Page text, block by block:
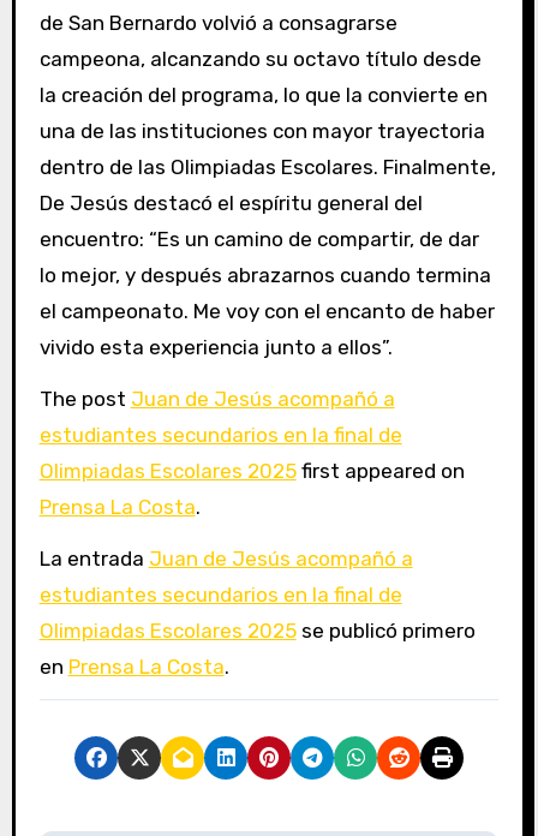
de San Bernardo volvió a consagrarse
campeona, alcanzando su octavo título desde
la creación del programa, lo que la convierte en
una de las instituciones con mayor trayectoria
dentro de las Olimpiadas Escolares. Finalmente,
De Jesús destacó el espíritu general del
encuentro: “Es un camino de compartir, de dar
lo mejor, y después abrazarnos cuando termina
el campeonato. Me voy con el encanto de haber
vivido esta experiencia junto a ellos”.
The post Juan de Jesús acompañó a
estudiantes secundarios en la final de
Olimpiadas Escolares 2025first appeared on
Prensa La Costa.
La entrada Juan de Jesús acompañó a
estudiantes secundarios en la final de
Olimpiadas Escolares 2025se publicó primero
en Prensa La Costa.